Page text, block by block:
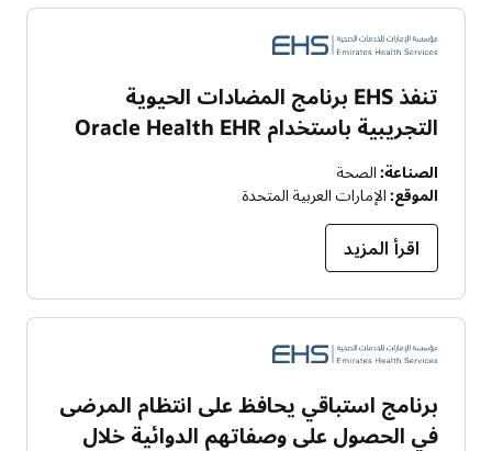
تنفذ EHS برنامج المضادات الحيوية
التجريبية باستخدام Oracle Health EHR
الصناعة: الصحة
الموقع: الإمارات العربية المتحدة
اقرأ المزيد
برنامج استباقي يحافظ على انتظام المرضى
في الحصول على وصفاتهم الدوائية خلال